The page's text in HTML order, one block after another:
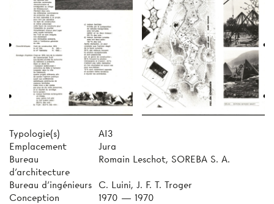
Typologie(s)
AI3
Emplacement
Jura
Bureau
d'architecture
Romain Leschot, SOREBA S. A.
Bureau d'ingénieurs
C. Luini, J. F. T. Troger
Conception
1970 — 1970